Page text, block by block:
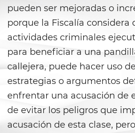
Gang Enhancement
Kidnapping
Manslaughter
Murder
Involuntary
Voluntary
pueden ser mejoradas o
porque la Fiscalía considera
actividades criminales
para beneficiar a una
callejera, puede hacer uso
estrategias o argumentos
enfrentar una acusación de
de evitar los peligros que
acusación de esta clase,